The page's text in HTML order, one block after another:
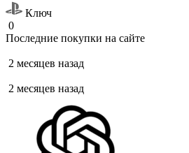
Ключ
0
Последние покупки на сайте
2 месяцев назад
2 месяцев назад